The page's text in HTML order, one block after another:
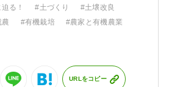
る！ #土づくり
#土壌改良
#有機栽培 #農家と有機農業
URLをコピー